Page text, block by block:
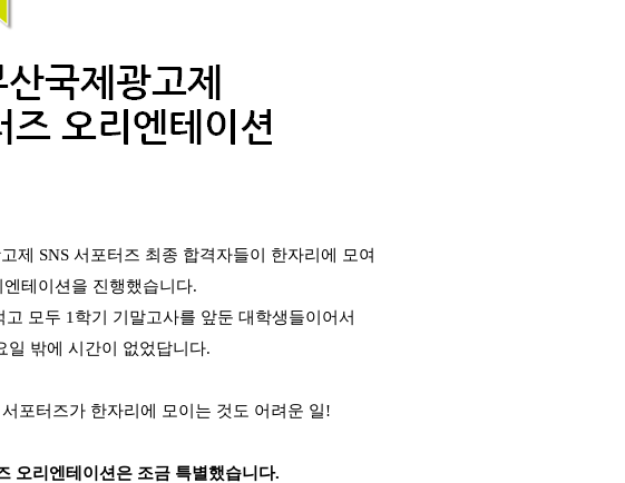
제 SNS 서포터즈 최종 합격자들이 한자리에 모여
엔테이션을 진행했습니다.
고 모두 1 학기 기말고사를 앞둔 대학생들이어서
일 밖에 시간이 없었답니다.
서포터즈가한자리에 모이는 것도 어려운 일!
오리엔테이션은 조금 특별했습니다.